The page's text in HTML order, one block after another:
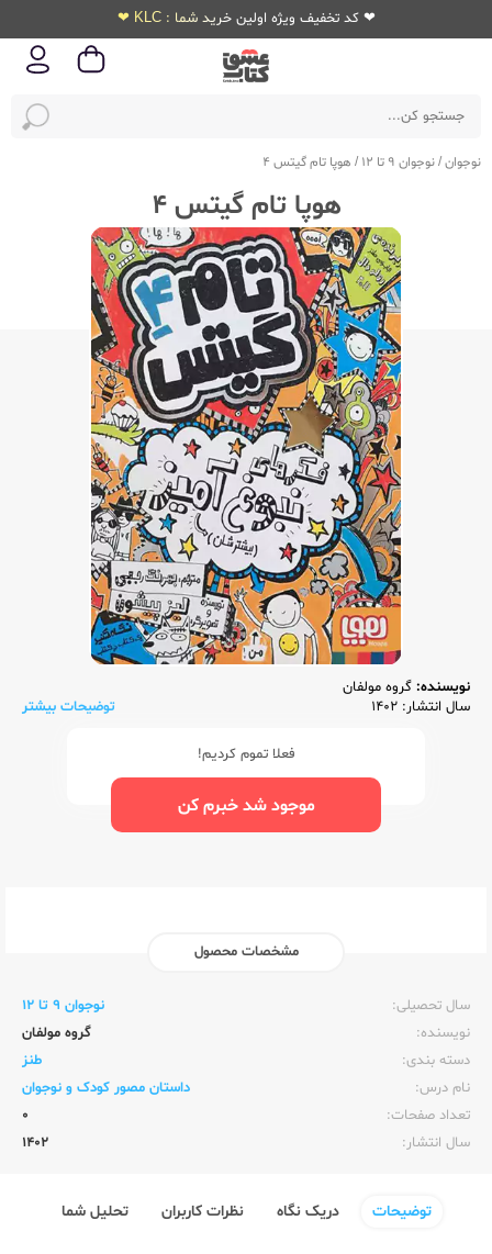
❤ کد تخفیف ویژه اولین خرید شما : KLC ❤
نوجوان/نوجوان 9 تا 12 / هوپا تام گیتس 4
هوپا تام گیتس 4
نویسنده: گروه مولفان
سال انتشار: 1402
توضیحات بیشتر
فعلا تموم کردیم!
موجود شد خبرم کن
مشخصات محصول
سال تحصیلی:‌
نوجوان 9 تا 12
نویسنده:‌
گروه مولفان
دسته بندی:
طنز
نام درس:
داستان مصور کودک و نوجوان
تعداد صفحات:‌
0
سال انتشار:‌
1402
توضیحات دریک نگاه نظرات کاربران تحلیل شما